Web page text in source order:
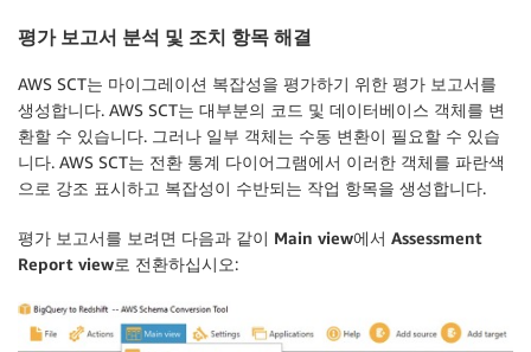
평가 보고서 분석 및 조치 항목 해결
AWS SCT는 마이그레이션 복잡성을 평가하기 위한 평가 보고서를
생성합니다. AWS SCT는 대부분의 코드 및 데이터베이스 객체를 변
환할 수 있습니다. 그러나 일부 객체는 수동 변환이 필요할 수 있습
니다. AWS SCT는 전환 통계 다이어그램에서 이러한 객체를 파란색
으로 강조 표시하고 복잡성이 수반되는 작업 항목을 생성합니다.
평가 보고서를 보려면 다음과 같이 Main view에서 Assessment
Report view로 전환하십시오: